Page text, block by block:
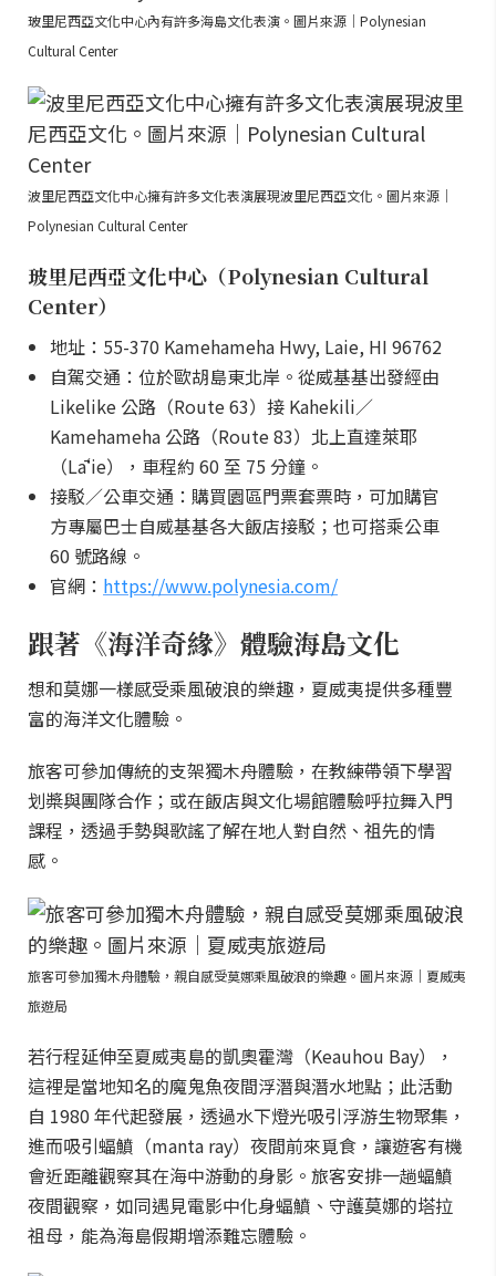
玻里尼西亞文化中心內有許多海島文化表演。圖片來源｜Polynesian
Cultural Center
波里尼西亞文化中心擁有許多文化表演展現波里尼西亞文化。圖片來源｜
Polynesian Cultural Center
玻里尼西亞文化中心（Polynesian Cultural
Center）
地址：55-370 Kamehameha Hwy, Laie, HI 96762
自駕交通：位於歐胡島東北岸。從威基基出發經由
Likelike 公路（Route 63）接 Kahekili／
Kamehameha 公路（Route 83）北上直達萊耶
（Lāʻie），車程約 60 至 75 分鐘。
接駁／公車交通：購買園區門票套票時，可加購官
方專屬巴士自威基基各大飯店接駁；也可搭乘公車
60 號路線。
官網： https://www.polynesia.com/
跟著《海洋奇緣》體驗海島文化
想和莫娜一樣感受乘風破浪的樂趣，夏威夷提供多種豐
富的海洋文化體驗。
旅客可參加傳統的支架獨木舟體驗，在教練帶領下學習
划槳與團隊合作；或在飯店與文化場館體驗呼拉舞入門
課程，透過手勢與歌謠了解在地人對自然、祖先的情
感。
旅客可參加獨木舟體驗，親自感受莫娜乘風破浪的樂趣。圖片來源｜夏威夷
旅遊局
若行程延伸至夏威夷島的凱奧霍灣（Keauhou Bay），
這裡是當地知名的魔鬼魚夜間浮潛與潛水地點；此活動
自 1980 年代起發展，透過水下燈光吸引浮游生物聚集，
進而吸引蝠鱝（manta ray）夜間前來覓食，讓遊客有機
會近距離觀察其在海中游動的身影。旅客安排一趟蝠鱝
夜間觀察，如同遇見電影中化身蝠鱝、守護莫娜的塔拉
祖母，能為海島假期增添難忘體驗。